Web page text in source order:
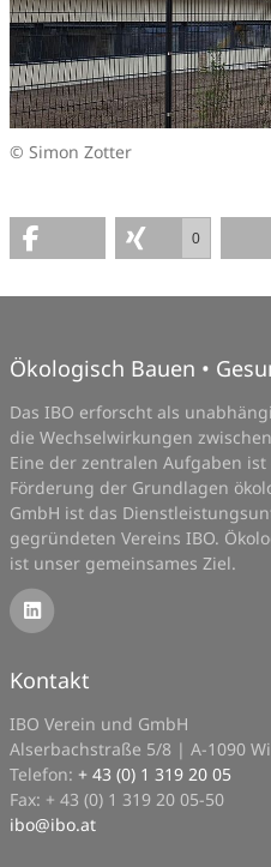
© Simon Zotter
0
Ökologisch Bauen •
Das IBO erforscht als
die Wechselwirkungen
Eine der zentralen Aufgaben
Förderung der Grundlagen
GmbH ist das
gegründeten Vereins IBO.
ist unser gemeinsames Ziel.
Kontakt
IBO Verein und GmbH
Alserbachstraße 5/8 | A-1090
Telefon: + 43 (0) 1 319 20 05
Fax: + 43 (0) 1 319 20 05-50
ibo@ibo.at